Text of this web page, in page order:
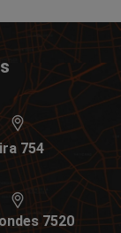
754
7520